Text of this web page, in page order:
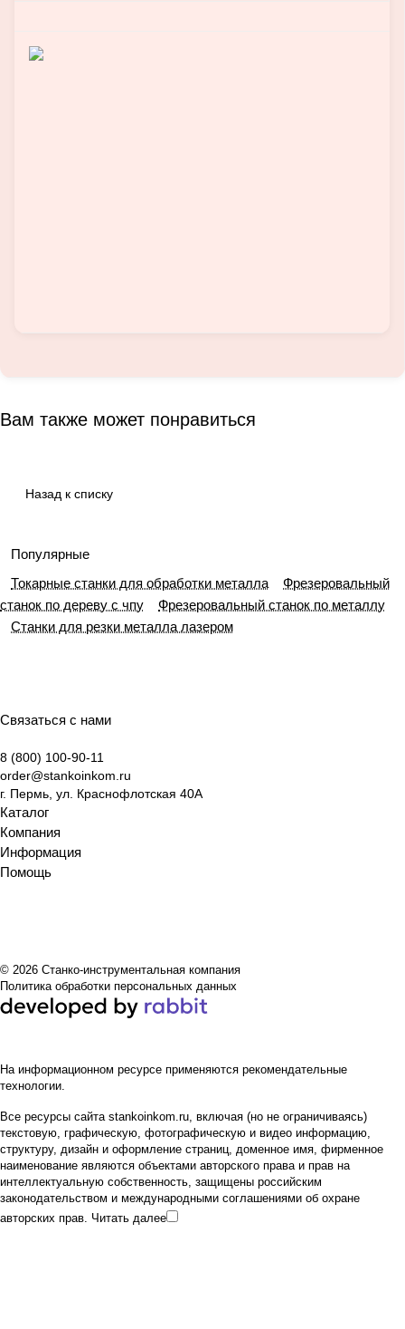
Вам также может понравиться
Назад к списку
Популярные
Токарные станки для обработки металла
Фрезеровальный
станок по дереву с чпу
Фрезеровальный станок по металлу
Станки для резки металла лазером
Связаться с нами
8 (800) 100-90-11
order@stankoinkom.ru
г. Пермь, ул. Краснофлотская 40А
Каталог
Компания
Информация
Помощь
© 2026 Станко-инструментальная компания
Политика обработки персональных данных
На информационном ресурсе применяются рекомендательные
технологии.
Все ресурсы сайта stankoinkom.ru, включая (но не ограничиваясь)
текстовую, графическую, фотографическую и видео информацию,
структуру, дизайн и оформление страниц, доменное имя, фирменное
наименование являются объектами авторского права и прав на
интеллектуальную собственность, защищены российским
законодательством и международными соглашениями об охране
авторских прав. Читать далее